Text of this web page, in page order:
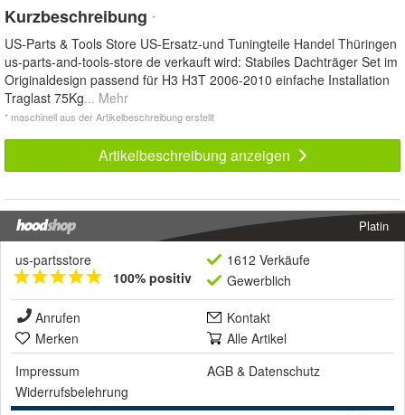
Kurzbeschreibung *
US-Parts & Tools Store US-Ersatz-und Tuningteile Handel Thüringen
us-parts-and-tools-store de verkauft wird: Stabiles Dachträger Set im
Originaldesign passend für H3 H3T 2006-2010 einfache Installation
Traglast 75Kg... Mehr
* maschinell aus der Artikelbeschreibung erstellt
Artikelbeschreibung anzeigen
Platin
us-partsstore
100% positiv
1612 Verkäufe
Gewerblich
Anrufen
Kontakt
Merken
Alle Artikel
Impressum
AGB & Datenschutz
Widerrufsbelehrung